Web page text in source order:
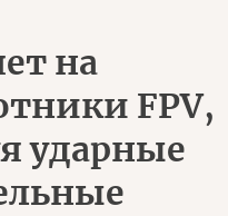
на
FPV,
ударные